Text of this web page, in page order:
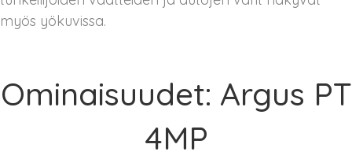
myös yökuvissa.
Ominaisuudet: Argus PT
4MP